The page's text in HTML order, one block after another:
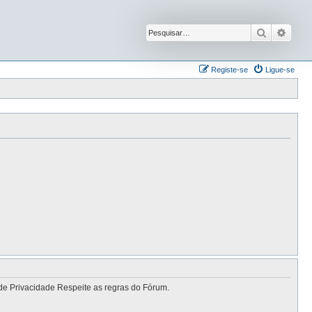
Pesquisar
Ligue-se
Registe-se
Privacidade Respeite as regras do Fórum.